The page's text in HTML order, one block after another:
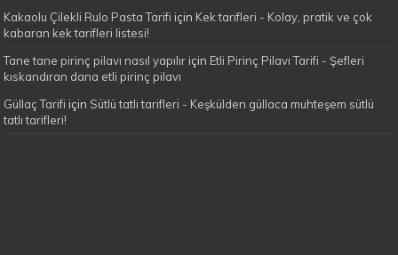
Kakaolu Çilekli Rulo Pasta Tarifi için Kek tarifleri - Kolay, pratik ve çok
kabaran kek tarifleri listesi!
Tane tane pirinç pilavı nasıl yapılır için Etli Pirinç Pilavı Tarifi - Şefleri
kıskandıran dana etli pirinç pilavı
Güllaç Tarifi için Sütlü tatlı tarifleri - Keşkülden güllaca muhteşem sütlü
tatlı tarifleri!